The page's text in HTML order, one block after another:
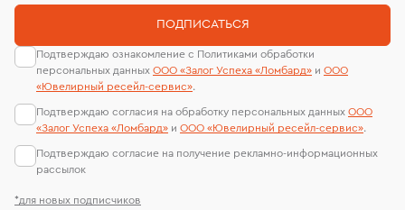
*для новых подписчиков
ПОДПИСАТЬСЯ
Подтверждаю ознакомление с Политиками обработки
персональных данных ООО «Залог Успеха «Ломбард» и ООО
«Ювелирный ресейл-сервиc».
Подтверждаю согласия на обработку персональных данных ООО
«Залог Успеха «Ломбард» и ООО «Ювелирный ресейл-сервиc».
Подтверждаю согласие на получение рекламно-информационных
рассылок